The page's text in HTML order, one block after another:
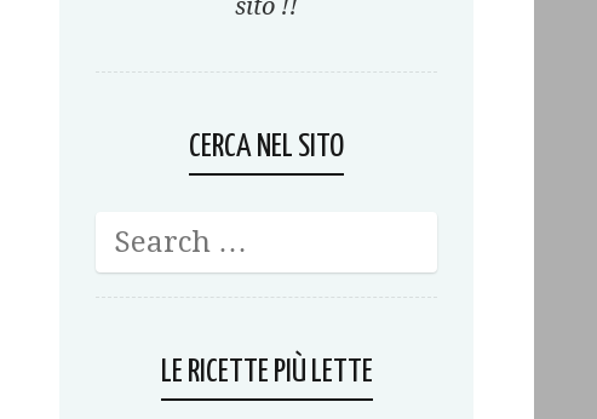
sito !!
CERCA NEL SITO
LE RICETTE PIÙ LETTE